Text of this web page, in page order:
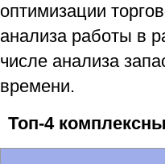
оптимизации
анализа работы в
числе анализа
времени.
Топ-4